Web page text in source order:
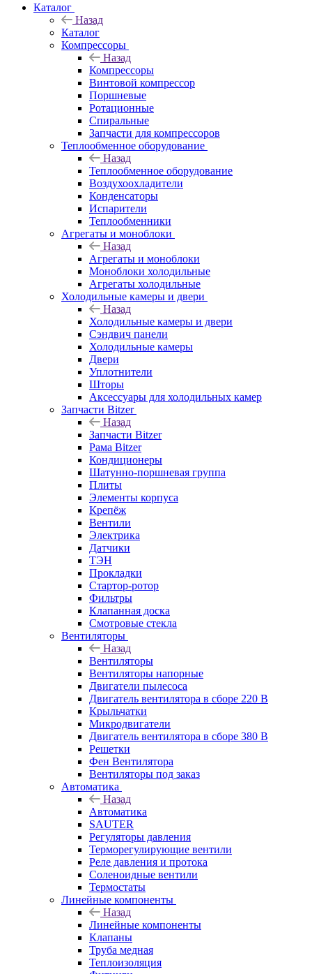
Каталог
Назад
Каталог
Компрессоры
Назад
Компрессоры
Винтовой компрессор
Поршневые
Ротационные
Спиральные
Запчасти для компрессоров
Теплообменное оборудование
Назад
Теплообменное оборудование
Воздухоохладители
Конденсаторы
Испарители
Теплообменники
Агрегаты и моноблоки
Назад
Агрегаты и моноблоки
Моноблоки холодильные
Агрегаты холодильные
Холодильные камеры и двери
Назад
Холодильные камеры и двери
Сэндвич панели
Холодильные камеры
Двери
Уплотнители
Шторы
Аксессуары для холодильных камер
Запчасти Bitzer
Назад
Запчасти Bitzer
Рама Bitzer
Кондиционеры
Шатунно-поршневая группа
Плиты
Элементы корпуса
Крепёж
Вентили
Электрика
Датчики
ТЭН
Прокладки
Стартор-ротор
Фильтры
Клапанная доска
Смотровые стекла
Вентиляторы
Назад
Вентиляторы
Вентиляторы напорные
Двигатели пылесоса
Двигатель вентилятора в сборе 220 В
Крыльчатки
Микродвигатели
Двигатель вентилятора в сборе 380 В
Решетки
Фен Вентилятора
Вентиляторы под заказ
Автоматика
Назад
Автоматика
SAUTER
Регуляторы давления
Терморегулирующие вентили
Реле давления и протока
Соленоидные вентили
Термостаты
Линейные компоненты
Назад
Линейные компоненты
Клапаны
Труба медная
Теплоизоляция